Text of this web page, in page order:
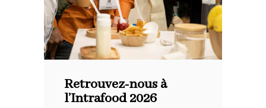
Retrouvez-nous à
l’Intrafood 2026